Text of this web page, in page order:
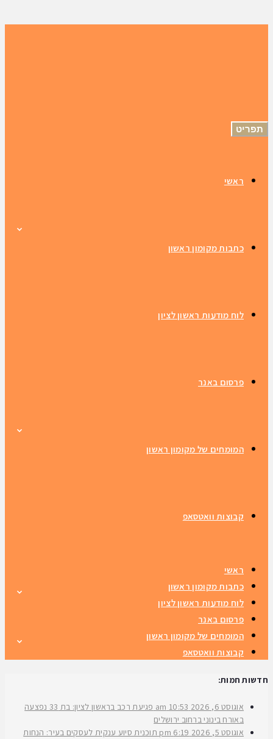
תפריט
ראשי
כתבות מקומון ראשון
לוח מודעות ראשון לציון
פרסום באנר
המומחים של מקומון ראשון
קבוצות וואטסאפ
ראשי
כתבות מקומון ראשון
לוח מודעות ראשון לציון
פרסום באנר
המומחים של מקומון ראשון
קבוצות וואטסאפ
חדשות חמות:
אוגוסט 6, 2026 10:53 am
פגיעת רכב בראשון לציון: בת 33 נפצעה
באורח בינוני ברחוב ירושלים
אוגוסט 5, 2026
6:19 pm
תוכנית סיוע ענקית לעסקים בעיר: הנחות